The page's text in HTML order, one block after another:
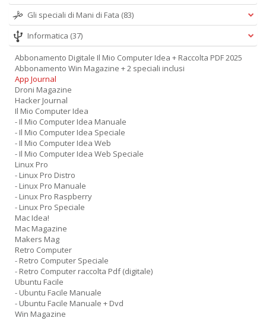
Gli speciali di Mani di Fata (83)
Informatica (37)
Abbonamento Digitale Il Mio Computer Idea + Raccolta PDF 2025
Abbonamento Win Magazine + 2 speciali inclusi
App Journal
Droni Magazine
Hacker Journal
Il Mio Computer Idea
- Il Mio Computer Idea Manuale
- Il Mio Computer Idea Speciale
- Il Mio Computer Idea Web
- Il Mio Computer Idea Web Speciale
Linux Pro
- Linux Pro Distro
- Linux Pro Manuale
- Linux Pro Raspberry
- Linux Pro Speciale
Mac Idea!
Mac Magazine
Makers Mag
Retro Computer
- Retro Computer Speciale
- Retro Computer raccolta Pdf (digitale)
Ubuntu Facile
- Ubuntu Facile Manuale
- Ubuntu Facile Manuale + Dvd
Win Magazine